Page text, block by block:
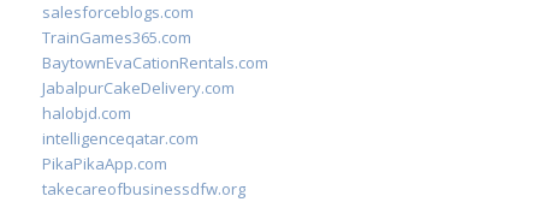
salesforceblogs.com
TrainGames365.com
BaytownEvaCationRentals.com
JabalpurCakeDelivery.com
halobjd.com
intelligenceqatar.com
PikaPikaApp.com
takecareofbusinessdfw.org